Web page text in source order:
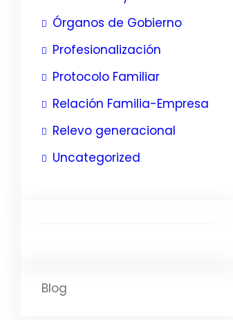
Órganos de Gobierno
Profesionalización
Protocolo Familiar
Relación Familia-Empresa
Relevo generacional
Uncategorized
Blog